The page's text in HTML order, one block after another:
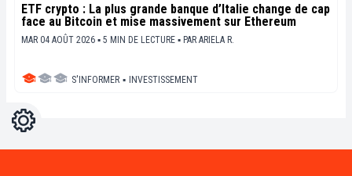
ETF crypto : La plus grande banque d’Italie change de cap
face au Bitcoin et mise massivement sur Ethereum
MAR 04 AOÛT 2026 ▪ 5 MIN DE LECTURE ▪ PAR ARIELA R.
S'INFORMER ▪ INVESTISSEMENT
Réglages